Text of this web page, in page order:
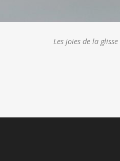
Les joies de la glisse